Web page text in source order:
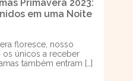
Primavera 2023:
em uma Noite
floresce, nosso
os únicos a receber
também entram […]